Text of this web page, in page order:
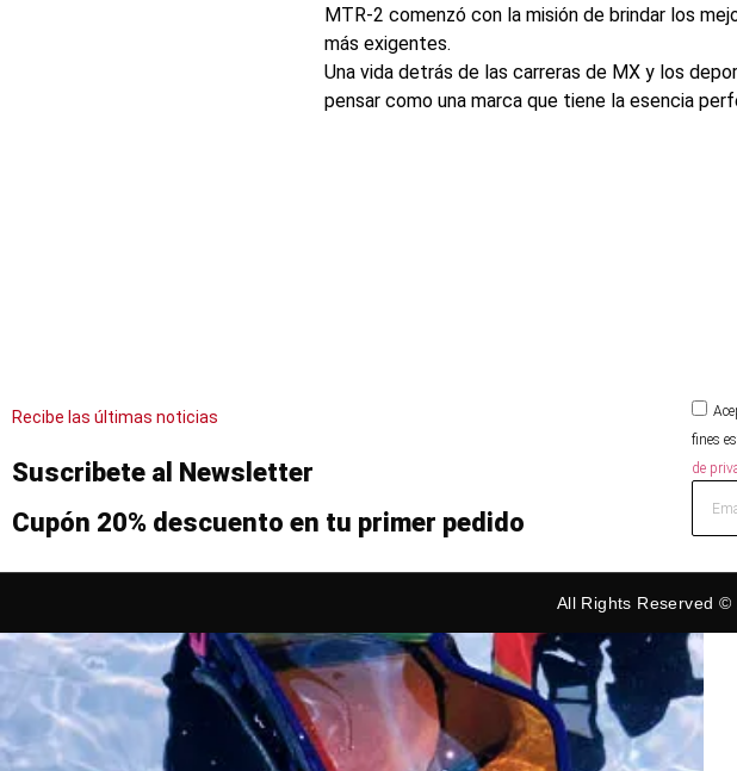
MTR-2 comenzó con la misión de brindar los
más exigentes.
Una vida detrás de las carreras de MX y los
pensar como una marca que tiene la esencia
Recibe las últimas noticias
Suscribete al Newsletter
Cupón 20% descuento en tu primer pedido
fines
de
All Rights Reserved